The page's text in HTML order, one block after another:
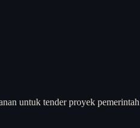
untuk tender proyek